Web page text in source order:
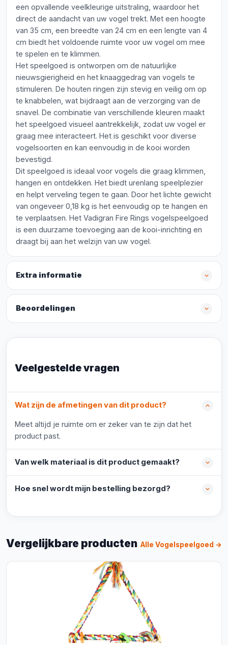
een opvallende veelkleurige uitstraling, waardoor het
direct de aandacht van uw vogel trekt. Met een hoogte
van 35 cm, een breedte van 24 cm en een lengte van 4
cm biedt het voldoende ruimte voor uw vogel om mee
te spelen en te klimmen.
Het speelgoed is ontworpen om de natuurlijke
nieuwsgierigheid en het knaaggedrag van vogels te
stimuleren. De houten ringen zijn stevig en veilig om op
te knabbelen, wat bijdraagt aan de verzorging van de
snavel. De combinatie van verschillende kleuren maakt
het speelgoed visueel aantrekkelijk, zodat uw vogel er
graag mee interacteert. Het is geschikt voor diverse
vogelsoorten en kan eenvoudig in de kooi worden
bevestigd.
Dit speelgoed is ideaal voor vogels die graag klimmen,
hangen en ontdekken. Het biedt urenlang speelplezier
en helpt verveling tegen te gaan. Door het lichte gewicht
van ongeveer 0,18 kg is het eenvoudig op te hangen en
te verplaatsen. Het Vadigran Fire Rings vogelspeelgoed
is een duurzame toevoeging aan de kooi-inrichting en
draagt bij aan het welzijn van uw vogel.
Extra informatie
Beoordelingen
Veelgestelde vragen
Wat zijn de afmetingen van dit product?
Meet altijd je ruimte om er zeker van te zijn dat het
product past.
Van welk materiaal is dit product gemaakt?
Hoe snel wordt mijn bestelling bezorgd?
Vergelijkbare producten Alle Vogelspeelgoed →